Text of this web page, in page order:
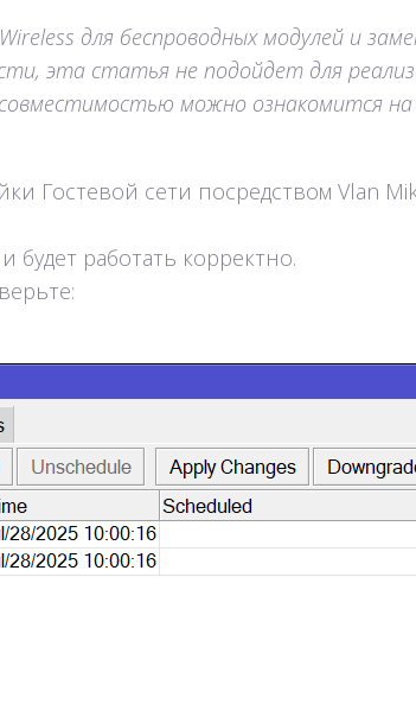
для беспроводных модулей и
эта статья не подойдет для
можно ознакомится на
Гостевой сети посредством Vlan
будет работать корректно.